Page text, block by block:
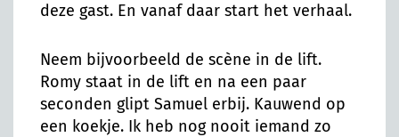
deze gast. En vanaf daar start het verhaal.
Neem bijvoorbeeld de scène in de lift.
Romy staat in de lift en na een paar
seconden glipt Samuel erbij. Kauwend op
een koekje. Ik heb nog nooit iemand zo